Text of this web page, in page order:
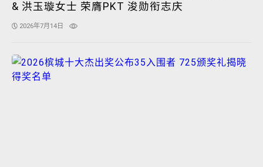
& 洪玉璇女士 荣膺PKT 浚勋衔志庆
2026年7月14日